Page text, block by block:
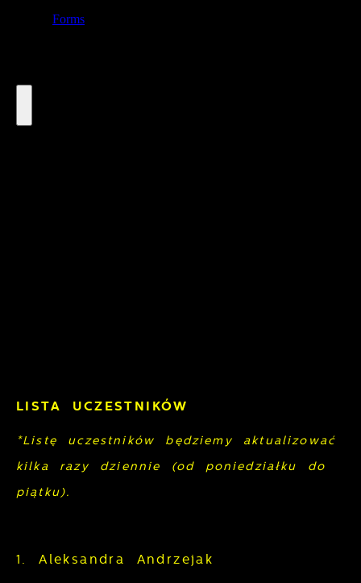
LISTA UCZESTNIKÓW
*Listę uczestników będziemy aktualizować
kilka razy dziennie (od poniedziałku do
piątku).
1. Aleksandra Andrzejak